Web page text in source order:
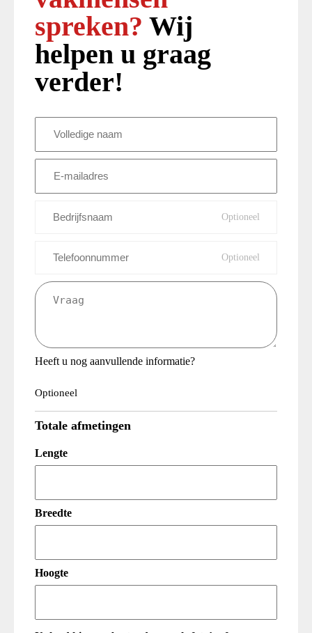
spreken? Wij
helpen u graag
verder!
naam
mailadres
Vraag
(Vereist)
Heeft u nog aanvullende informatie?
Optioneel
Totale afmetingen
Lengte
Breedte
Hoogte